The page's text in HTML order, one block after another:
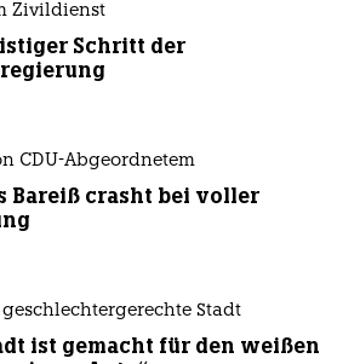
Zivildienst
Schritt der
CDU-Abgeordnetem
Bareiß crasht bei voller
Stadt
ist gemacht für den weißen